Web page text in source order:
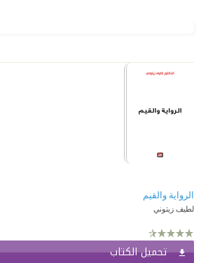
الرواية والقيم
لطيف زيتوني
تحميل الكتاب